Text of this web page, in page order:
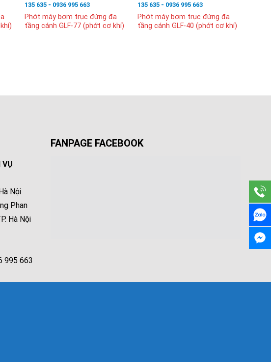
135 635 - 0936 995 663
Phớt máy bơm trục đứng đa
tầng cánh GLF-77 (phớt cơ khí)
135 635 - 0936 995 663
Phớt máy bơm trục đứng đa
tầng cánh GLF-40 (phớt cơ khí)
VỤ
Nội
Phan
Hà Nội
995 663
FANPAGE FACEBOOK